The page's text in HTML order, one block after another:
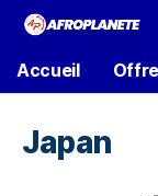
Accueil
Japan